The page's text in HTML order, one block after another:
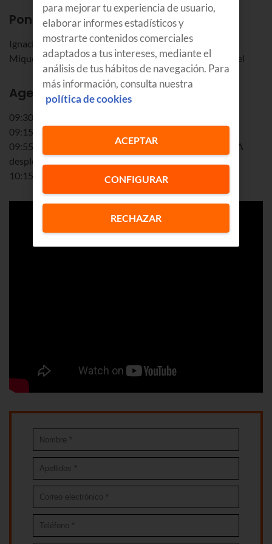
Ponentes
Ignacio Vilaplana, lead data scientist Grupo Euskaltel
Miquel Gil, responsable comercial IA del Grupo Euskaltel
Agenda
09:30hBienvenida
09:15hClaves en el correcto desarrollo de modelos IA
09:55hHerramientas para el Gobierno de los modelos IA
desplegados
10:15hPreguntas
para mejorar tu experiencia de usuario,
elaborar informes estadísticos y
mostrarte contenidos comerciales
adaptados a tus intereses, mediante el
análisis de tus hábitos de navegación. Para
más información, consulta nuestra
política de cookies
CONFIGURAR
RECHAZAR
ACEPTAR